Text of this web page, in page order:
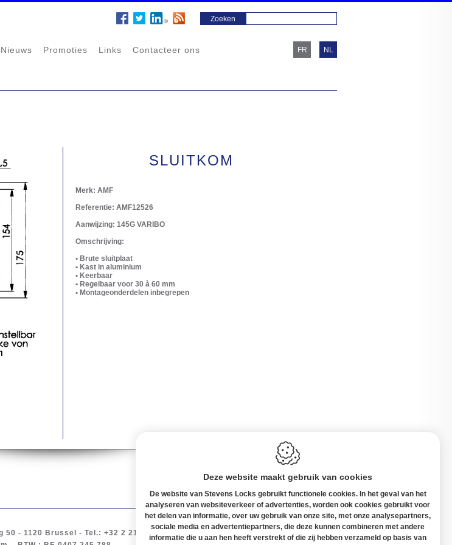
Nieuws Promoties Links Contacteer ons FR NL
SLUITKOM
Merk: AMF
Referentie: AMF12526
Aanwijzing: 145G VARIBO
Omschrijving:
• Brute sluitplaat
• Kast in aluminium
• Keerbaar
• Regelbaar voor 30 à 60 mm
• Montageonderdelen inbegrepen
50 - 1120 Brussel - Tel.: +32 2 217 61 97 -
België
Deze website maakt gebruik van cookies
De website van Stevens Locks gebruikt functionele cookies. In het geval van het
analyseren van websiteverkeer of advertenties, worden ook cookies gebruikt voor
het delen van informatie, over uw gebruik van onze site, met onze analysepartners,
sociale media en advertentiepartners, die deze kunnen combineren met andere
informatie die u aan hen heeft verstrekt of die zij hebben verzameld op basis van